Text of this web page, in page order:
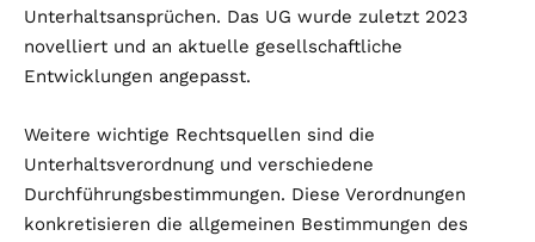
Unterhaltsansprüchen. Das UG wurde zuletzt 2023
novelliert und an aktuelle gesellschaftliche
Entwicklungen angepasst.
Weitere wichtige Rechtsquellen sind die
Unterhaltsverordnung und verschiedene
Durchführungsbestimmungen. Diese Verordnungen
konkretisieren die allgemeinen Bestimmungen des